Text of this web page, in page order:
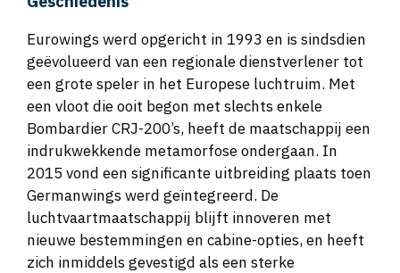
Eurowings werd opgericht in 1993 en is sindsdien
geëvolueerd van een regionale dienstverlener tot
een grote speler in het Europese luchtruim. Met
een vloot die ooit begon met slechts enkele
Bombardier CRJ-200’s, heeft de maatschappij een
indrukwekkende metamorfose ondergaan. In
2015 vond een significante uitbreiding plaats toen
Germanwings werd geïntegreerd. De
luchtvaartmaatschappij blijft innoveren met
nieuwe bestemmingen en cabine-opties, en heeft
zich inmiddels gevestigd als een sterke